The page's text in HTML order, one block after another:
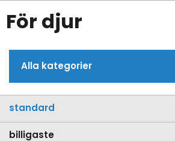
För djur
standard
billigaste
Alla kategorier